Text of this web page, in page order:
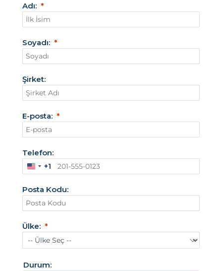
Adı:
Soyadı:
Şirket:
E-posta:
Telefon:
A
e
r
i
a
B
i
r
+1
Posta Kodu:
Ülke:
Durum: